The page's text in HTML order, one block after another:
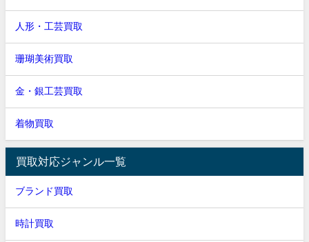
人形・工芸買取
珊瑚美術買取
金・銀工芸買取
着物買取
買取対応ジャンル一覧
ブランド買取
時計買取